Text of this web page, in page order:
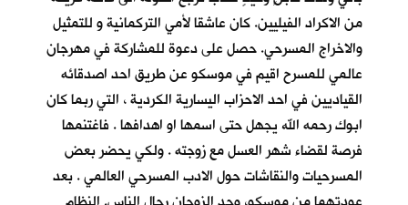
من الاكراد الفيليين. كان عاشقا لأمي التركمانية و للتمثيل
والاخراج المسرحي. حصل على دعوة للمشاركة في مهرجان
عالمي للمسرح اقيم في موسكو عن طريق احد اصدقائه
القياديين في احد الاحزاب اليسارية الكردية ، التي ربما كان
ابوك رحمه الله يجهل حتى اسمها او اهدافها . فاغتنمها
فرصة لقضاء شهر العسل مع زوجته . ولكي يحضر بعض
المسرحيات والنقاشات حول الادب المسرحي العالمي . بعد